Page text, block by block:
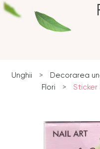
Unghii > Decorarea
Flori
> Sticker